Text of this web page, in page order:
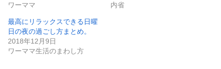
ワーママ
内省
最高にリラックスできる日曜
日の夜の過ごし方まとめ。
2018年12月9日
ワーママ生活のまわし方